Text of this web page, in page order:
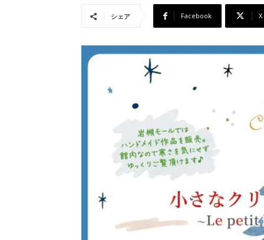
シェア Facebook X